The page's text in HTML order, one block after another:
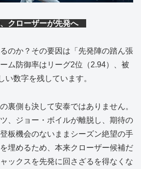
クローザーが先発へ
のか？その要因は「先発陣の踏ん張
ム防御率はリーグ2位（2.94）、被
い数字を残しています。
裏側も決して安泰ではありません。
、ジョー・ボイルが離脱し、期待の
板機会のないままシーズン絶望の手
埋めるため、本来クローザー候補だ
ックスを先発に回さざるを得なくな